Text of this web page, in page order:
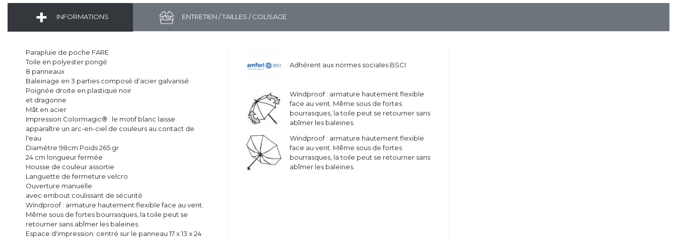
INFORMATIONS ENTRETIEN / TAILLES / COLISAGE
Parapluie de poche FARE
Toile en polyester pongé
8 panneaux
Baleinage en 3 parties composé d’acier galvanisé
Poignée droite en plastique noir
et dragonne
Mât en acier
Impression Colormagic® : le motif blanc laisse
apparaître un arc-en-ciel de couleurs au contact de
l'eau
Diamètre 98cm Poids 265 gr
24 cm longueur fermée
Housse de couleur assortie
Languette de fermeture velcro
Ouverture manuelle
avec embout coulissant de sécurité
Windproof : armature hautement flexible face au vent.
Même sous de fortes bourrasques, la toile peut se
retourner sans abîmer les baleines.
Espace d'impression: centré sur le panneau 17 x 13 x 24
Adhérent aux normes sociales BSCI
Windproof : armature hautement flexible
face au vent. Même sous de fortes
bourrasques, la toile peut se retourner sans
abîmer les baleines.
Windproof : armature hautement flexible
face au vent. Même sous de fortes
bourrasques, la toile peut se retourner sans
abîmer les baleines.